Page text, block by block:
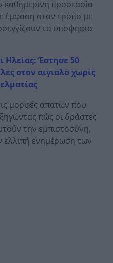
προστασία
έμφαση στον τρόπο με
τα υποψήφια
Ηλείας: Έστησε 50
στον αιγιαλό χωρίς
μορφές απατών που
πώς οι δράστες
την εμπιστοσύνη,
ελλιπή ενημέρωση των